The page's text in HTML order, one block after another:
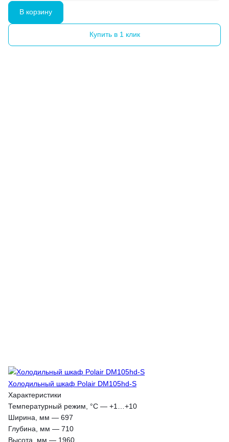
В корзину
Купить в 1 клик
Холодильный шкаф Polair DM105hd-S
Характеристики
Температурный режим, °С — +1…+10
Ширина, мм — 697
Глубина, мм — 710
Высота, мм — 1960